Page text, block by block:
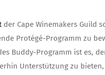
der Cape Winemakers Guild
Protégé-Programm zu
Buddy-Programm ist es,
Unterstützung zu